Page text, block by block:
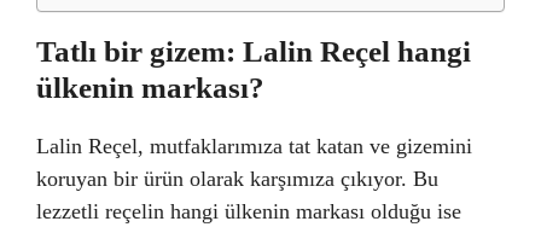
Tatlı bir gizem: Lalin Reçel hangi
ülkenin markası?
Lalin Reçel, mutfaklarımıza tat katan ve gizemini
koruyan bir ürün olarak karşımıza çıkıyor. Bu
lezzetli reçelin hangi ülkenin markası olduğu ise